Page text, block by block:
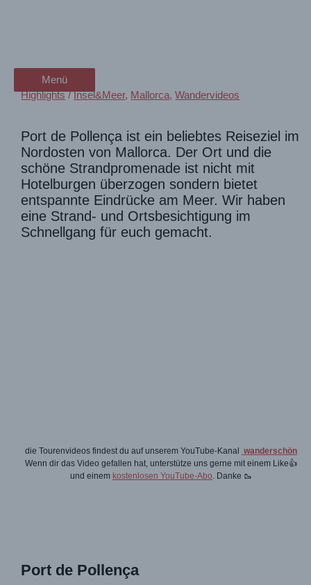
Menü
Menü
Highlights/Insel&Meer, Mallorca,Wandervideos
Port de Pollença ist ein beliebtes Reiseziel im
Nordosten von Mallorca. Der Ort und die
schöne Strandpromenade ist nicht mit
Hotelburgen überzogen sondern bietet
entspannte Eindrücke am Meer. Wir haben
eine Strand- und Ortsbesichtigung im
Schnellgang für euch gemacht.
die Tourenvideos findest du auf unserem YouTube-Kanal wanderschön
Wenn dir das Video gefallen hat, unterstütze uns gerne mit einem Like👍
und einem kostenlosen YouTube-Abo . Danke 🥾
Port de Pollença